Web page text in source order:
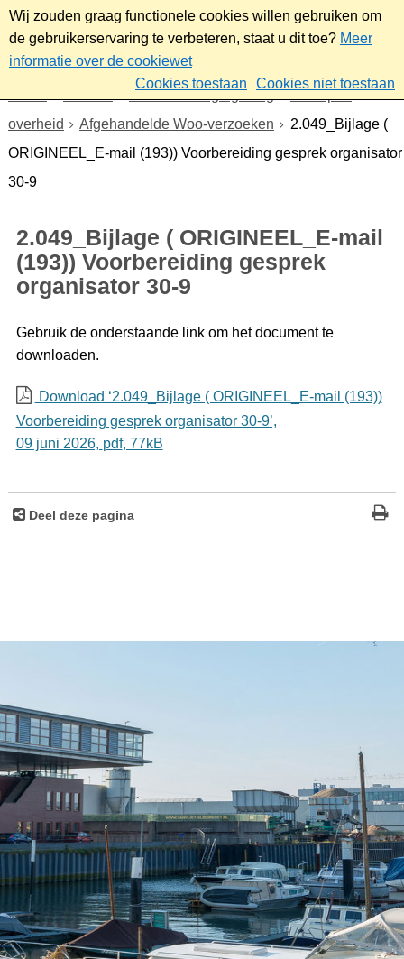
Wij zouden graag functionele cookies willen gebruiken om
de gebruikerservaring te verbeteren, staat u dit toe? Meer
informatie over de cookiewet
Cookies toestaan
Cookies niet toestaan
Beleid- en regelgeving
Wet open
overheid
Afgehandelde Woo-verzoeken
2.049_Bijlage (
ORIGINEEL_E-mail (193)) Voorbereiding gesprek organisator
30-9
2.049_Bijlage ( ORIGINEEL_E-mail
(193)) Voorbereiding gesprek
organisator 30-9
Gebruik de onderstaande link om het document te
downloaden.
Download ‘2.049_Bijlage ( ORIGINEEL_E-mail (193))
Voorbereiding gesprek organisator 30-9’,
09 juni 2026, pdf, 77kB
Deel deze pagina